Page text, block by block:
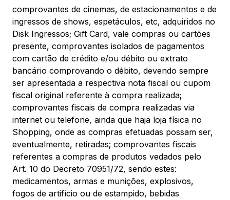
comprovantes de cinemas, de estacionamentos e de
ingressos de shows, espetáculos, etc, adquiridos no
Disk Ingressos; Gift Card, vale compras ou cartões
presente, comprovantes isolados de pagamentos
com cartão de crédito e/ou débito ou extrato
bancário comprovando o débito, devendo sempre
ser apresentada a respectiva nota fiscal ou cupom
fiscal original referente à compra realizada;
comprovantes fiscais de compra realizadas via
internet ou telefone, ainda que haja loja física no
Shopping, onde as compras efetuadas possam ser,
eventualmente, retiradas; comprovantes fiscais
referentes a compras de produtos vedados pelo
Art. 10 do Decreto 70951/72, sendo estes:
medicamentos, armas e munições, explosivos,
fogos de artifício ou de estampido, bebidas